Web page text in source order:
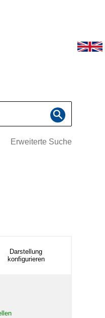
Erweiterte Suche
Darstellung
konfigurieren